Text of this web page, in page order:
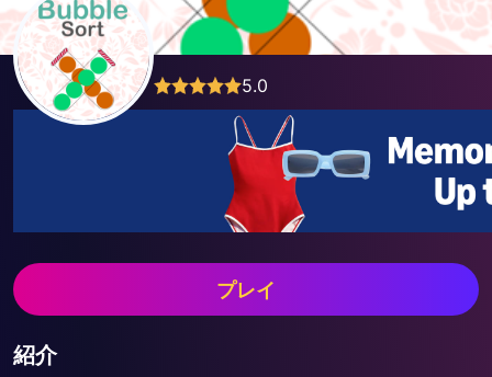
5.0
プレイ
紹介